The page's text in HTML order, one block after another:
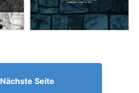
Nächste Seite